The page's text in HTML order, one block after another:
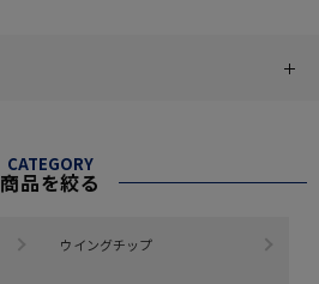
CATEGORY
商品を絞る
ウイングチップ